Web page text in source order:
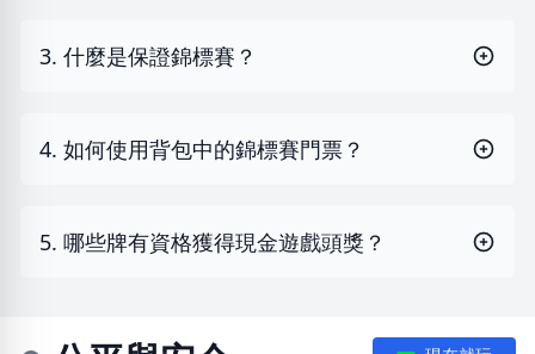
3. 什麼是保證錦標賽？
4. 如何使用背包中的錦標賽門票？
5. 哪些牌有資格獲得現金遊戲頭獎？